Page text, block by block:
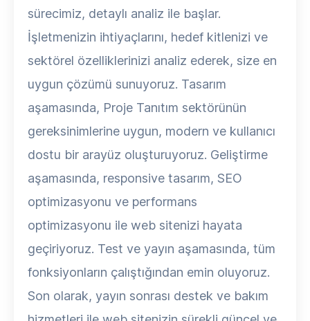
sürecimiz, detaylı analiz ile başlar.
İşletmenizin ihtiyaçlarını, hedef kitlenizi ve
sektörel özelliklerinizi analiz ederek, size en
uygun çözümü sunuyoruz. Tasarım
aşamasında, Proje Tanıtım sektörünün
gereksinimlerine uygun, modern ve kullanıcı
dostu bir arayüz oluşturuyoruz. Geliştirme
aşamasında, responsive tasarım, SEO
optimizasyonu ve performans
optimizasyonu ile web sitenizi hayata
geçiriyoruz. Test ve yayın aşamasında, tüm
fonksiyonların çalıştığından emin oluyoruz.
Son olarak, yayın sonrası destek ve bakım